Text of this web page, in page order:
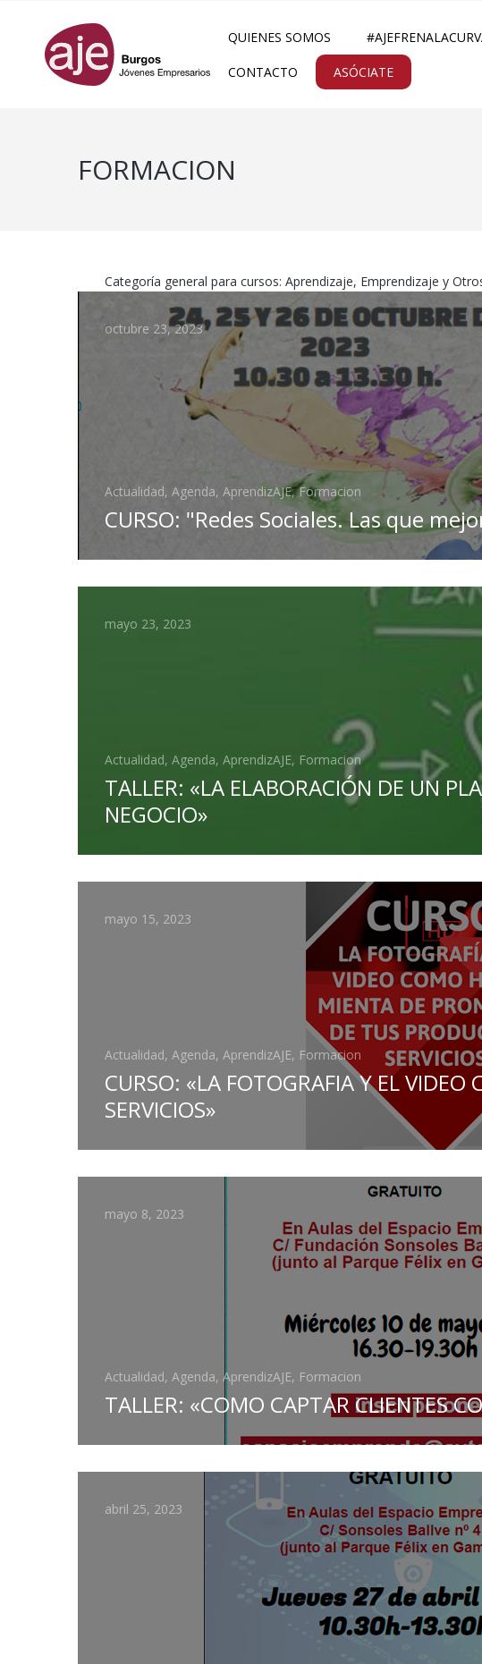
QUIENES SOMOS
CONTACTO ASÓCIATE
FORMACION
Categoría general para cursos: Aprendizaje, Emprendizaje y
octubre 23, 2023
Actualidad, Agenda, AprendizAJE, Formacion
CURSO: "Redes Sociales. Las que
mayo 23, 2023
Actualidad, Agenda, AprendizAJE, Formacion
TALLER: «LA ELABORACIÓN DE UN
NEGOCIO»
mayo 15, 2023
Actualidad, Agenda, AprendizAJE, Formacion
CURSO: «LA FOTOGRAFIA Y EL
SERVICIOS»
mayo 8, 2023
Actualidad, Agenda, AprendizAJE, Formacion
TALLER: «COMO CAPTAR CLIENTES
abril 25, 2023